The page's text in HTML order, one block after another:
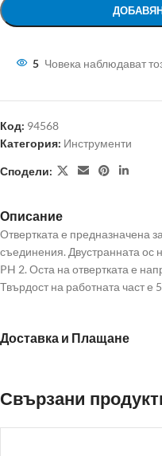
5 Човека наблюдават
Код: 94568
Категория: Инструменти
Сподели:
Описание
Отвертката е предназначена
съединения. Двустранната ос
PH 2. Оста на отвертката е
Твърдост на работната част е
Доставка и Плащане
Свързани